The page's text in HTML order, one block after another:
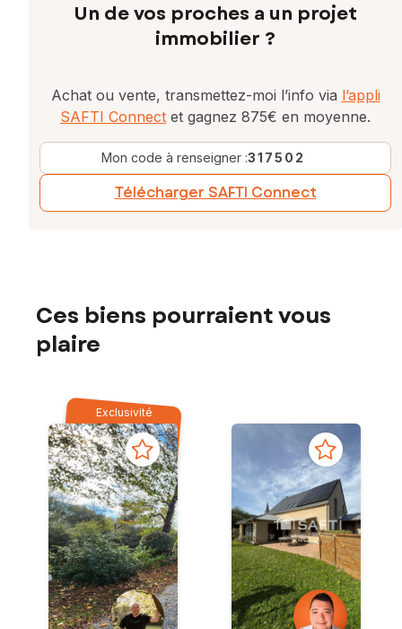
Un de vos proches a un projet
immobilier ?
Achat ou vente, transmettez-moi l’info via l’appli
SAFTI Connect et gagnez 875€ en moyenne.
Mon code à renseigner :317502
Télécharger SAFTI Connect
Ces biens pourraient vous
plaire
Exclusivité